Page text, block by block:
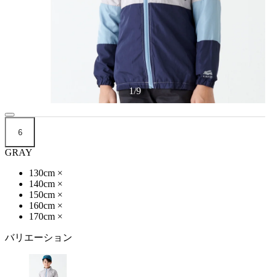
1/9
6
GRAY
130cm ×
140cm ×
150cm ×
160cm ×
170cm ×
バリエーション